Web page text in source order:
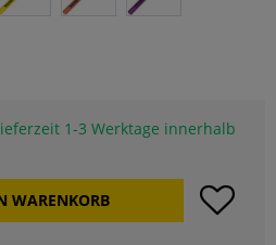
1-3 Werktage innerhalb
WARENKORB